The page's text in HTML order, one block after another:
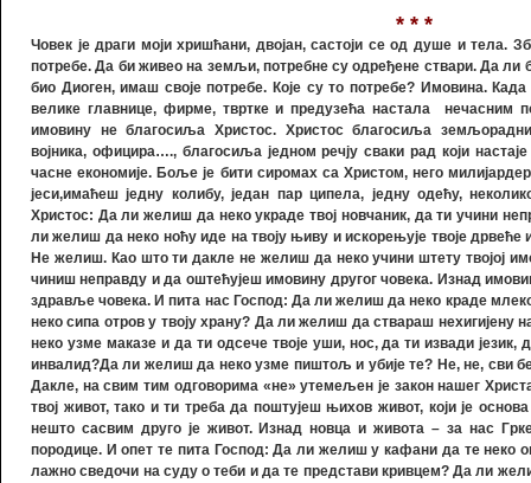
* * *
Човек је драги моји хришћани, двојан, састоји се од душе и тела.
потребе. Да би живео на земљи, потребне су одређене ствари. Да
био Диоген, имаш своје потребе. Које су то потребе? Имовина.
велике главнице, фирме, твртке и предузећа настала нечасним
имовину не благосиља Христос. Христос благосиља
војника, официра…., благосиља једном речју сваки рад који
часне економије. Боље је бити сиромах са Христом, него
јеси,имаћеш једну колибу, један пар ципела, једну одећу,
Христос: Да ли желиш да неко украде твој новчаник, да ти учини
ли желиш да неко ноћу иде на твоју њиву и искорењује твоје дрвеће
Не желиш. Као што ти дакле не желиш да неко учини штету твојој
чиниш неправду и да оштећујеш имовину другог човека. Изнад
здравље човека. И пита нас Господ: Да ли желиш да неко краде
неко сипа отров у твоју храну? Да ли желиш да ствараш нехигијену
неко узме маказе и да ти одсече твоје уши, нос, да ти извади
инвалид?Да ли желиш да неко узме пиштољ и убије те? Не, не, сви
Дакле, на свим тим одговорима «не» утемељен је закон нашег
твој живот, тако и ти треба да поштујеш њихов живот, који је
нешто сасвим друго је живот. Изнад новца и живота – за нас
породице. И опет те пита Господ: Да ли желиш у кафани да те неко
лажно сведочи на суду о теби и да те представи кривцем? Да ли